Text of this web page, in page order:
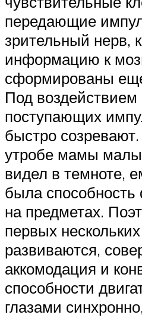
передающие
зрительный нерв,
информацию к
сформированы
Под
поступающих
быстро
утробе мамы
видел в темноте,
была способность
на предметах.
первых
развиваются,
аккомодация и
способности
глазами